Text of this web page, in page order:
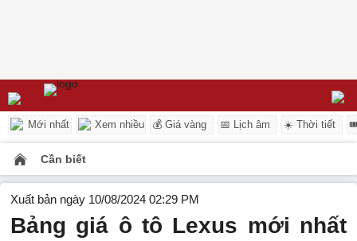
Mới nhất Xem nhiều 💰 Giá vàng 📅 Lịch âm ☀️ Thời tiết
Cần biết
Xuất bản ngày 10/08/2024 02:29 PM
Bảng giá ô tô Lexus mới nhất